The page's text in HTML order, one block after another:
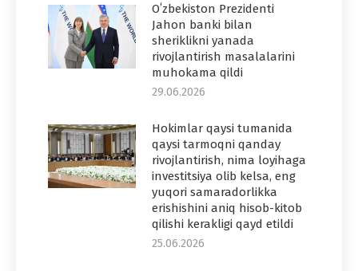
Oʻzbekiston Prezidenti
Jahon banki bilan
sheriklikni yanada
rivojlantirish masalalarini
muhokama qildi
29.06.2026
Hokimlar qaysi tumanida
qaysi tarmoqni qanday
rivojlantirish, nima loyihaga
investitsiya olib kelsa, eng
yuqori samaradorlikka
erishishini aniq hisob-kitob
qilishi kerakligi qayd etildi
25.06.2026